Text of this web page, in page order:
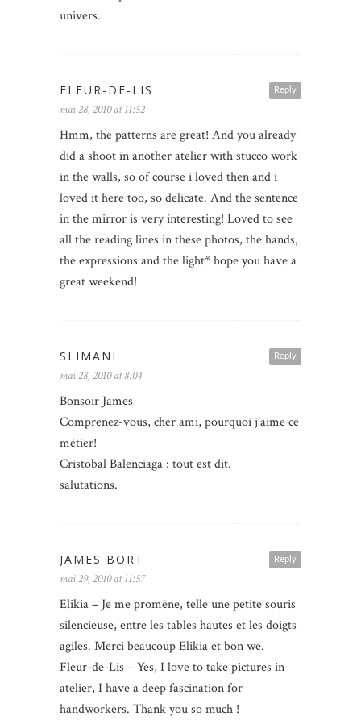
univers.
Reply
FLEUR-DE-LIS
mai 28, 2010 at 11:52
Hmm, the patterns are great! And you already
did a shoot in another atelier with stucco work
in the walls, so of course i loved then and i
loved it here too, so delicate. And the sentence
in the mirror is very interesting! Loved to see
all the reading lines in these photos, the hands,
the expressions and the light* hope you have a
great weekend!
Reply
SLIMANI
mai 28, 2010 at 8:04
Bonsoir James
Comprenez-vous, cher ami, pourquoi j’aime ce
métier!
Cristobal Balenciaga : tout est dit.
salutations.
Reply
JAMES BORT
mai 29, 2010 at 11:57
Elikia – Je me promène, telle une petite souris
silencieuse, entre les tables hautes et les doigts
agiles. Merci beaucoup Elikia et bon we.
Fleur-de-Lis – Yes, I love to take pictures in
atelier, I have a deep fascination for
handworkers. Thank you so much !